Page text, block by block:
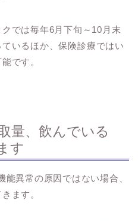
では毎年6月下旬～10月末
ているほか、保険診療ではい
です。
量、飲んでいる
す
異常の原因ではない場合、
ます。